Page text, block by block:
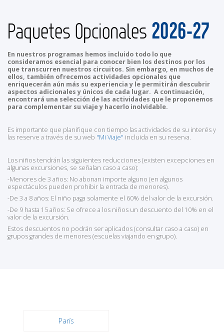
Paquetes Opcionales 2026-27
En nuestros programas hemos incluido todo lo que
consideramos esencial para conocer bien los destinos por los
que transcurren nuestros circuitos. Sin embargo, en muchos de
ellos, también ofrecemos actividades opcionales que
enriquecerán aún más su experiencia y le permitirán descubrir
aspectos adicionales y únicos de cada lugar. A continuación,
encontrará una selección de las actividades que le proponemos
para complementar su viaje y hacerlo inolvidable.
Es importante que planifique con tiempo las actividades de su interés y
las reserve a través de su web "Mi Viaje" incluida en su reserva.
Los niños tendrán las siguientes reducciones (existen excepciones en
algunas excursiones, se señalan caso a caso):
-Menores de 3 años: No abonan importe alguno (en algunos
espectáculos pueden prohibir la entrada de menores).
-De 3 a 8 años: El niño paga solamente el 60% del valor de la excursión.
-De 9 hasta 15 años: Se ofrece a los niños un descuento del 10% en el
valor de la excursión.
Estos descuentos no podrán ser aplicados (consultar caso a caso) en
grupos grandes de menores (escuelas viajando en grupo).
París